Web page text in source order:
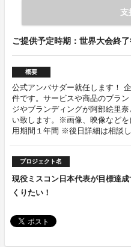
支
ご提供予定時期：世界大会終
概要
公式アンバサダー就任します！
件です。サービスや商品のブラ
ジやブランディングが阿部絵里
い致します。※画像、映像など
用期間１年間 ※後日詳細は相談し
プロジェクト名
現役ミスコン日本代表が目標達
くりたい！